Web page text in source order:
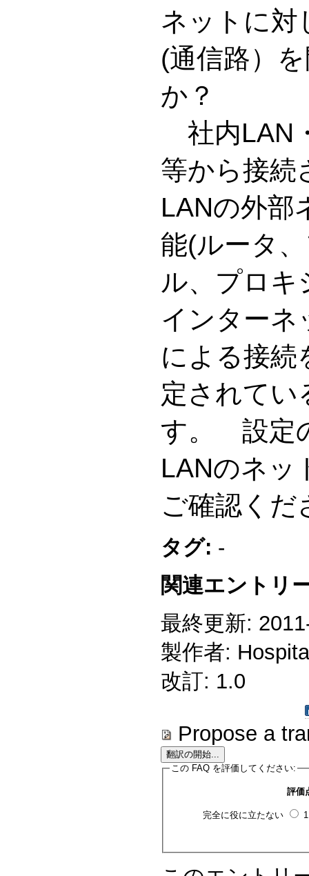
ネットに対
(通信路）
か？
社内LAN
等から接続
LANの外部
能(ルータ
ル、プロキ
インターネ
による接続
定されてい
す。 設定
LANのネッ
ご確認くだ
タグ: -
関連エントリ
最終更新:
製作者:
改訂: 1.0
Propose a
この FAQ を評価してください:
評価
完全に役に立たない